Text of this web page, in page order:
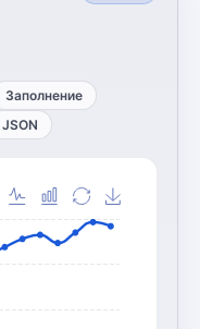
Заполнение
JSON